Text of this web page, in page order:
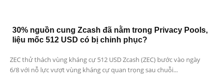
30% nguồn cung Zcash đã nằm trong Privacy Pools,
liệu mốc 512 USD có bị chinh phục?
ZEC thử thách vùng kháng cự 512 USD Zcash (ZEC) bước vào ngày
6/8 với nỗ lực vượt vùng kháng cự quan trọng sau chuỗi...